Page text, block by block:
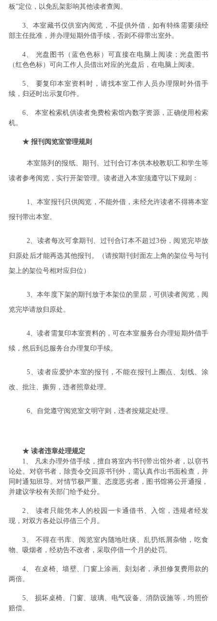
板”定位，以免乱架影响其他读者查阅。
3、 本室藏书仅供室内阅览，不提供外借，如有特殊需要须经
部主任批准，并办理短期外借手续，否则不得带出室外。
4、 光盘图书（蓝色色标）可直接在电脑上阅读；光盘图书
（红色色标）可向工作人员借出对应的光盘后，在电脑上阅读。
5、 要复印本室资料时，请找本室工作人员办理限时外借手
续，归还时出示复印件。
6、 本室检索机供读者免费检索馆内数字资源，正确使用检索
机。
★ 报刊阅览室管理规则
本室陈列的报纸、期刊、过刊合订本供本校教职工和学生等
读者参考阅览，实行开架管理。读者进入本室须遵守以下规则：
1、本室报刊只供阅览，不能外借，未经允许读者不得将本室
报刊带出本室。
2、读者每次可拿期刊、过刊合订本不超过3份，阅览完毕放
归原处后才能再选其他报刊。（请按期刊封面左上角的架位号与刊
架上的架位号相对应归位）
3、本年度下架的期刊放于本架位的里层，可供读者阅览，阅
览完毕请放归原处。
4、读者需复印本室资料的，可在本室服务台办理短期外借手
续，然后到总服务台办理复印手续。
5、读者应爱护本室的报刊，不能在报刊上圈点、划线、涂
改、批注、撕剪，违者照章处理。
6、自觉遵守阅览室文明守则，违者按规定处理。
★ 读者违章处理规定
1、 凡未办理外借手续，擅自将室内书刊带出馆外者，以窃书
论处。对窃书者，除责令交回原书刊外，需认真作出书面检查，并
同时通知班导。对情节极严重、态度恶劣者，图书馆将公开通报，
并建议学校有关部门给予处分。
2、 读者只能凭本人的校园一卡通借书、入馆，违规者经发
现，对双方各处以停借三个月。
3、 不得在书库、阅览室内随地吐痰、乱扔纸屑杂物，吃食
物、吸烟者，经劝告不改者，采取停借一个月的处罚。
4、 在桌椅、墙壁、门窗上涂画、刻划者，承担修复费用款的
两倍。
5、 损坏桌椅、门窗、玻璃、电气设备、消防设施等，均照价
赔偿。